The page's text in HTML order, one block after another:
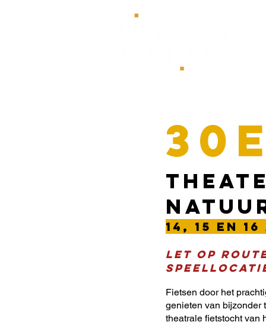
14, 15 en
Let op
Fietsen door het
genieten van bijzonder
theatrale fietstocht van